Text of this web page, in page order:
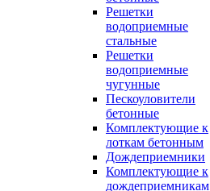
Решетки
водоприемные
стальные
Решетки
водоприемные
чугунные
Пескоуловители
бетонные
Комплектующие к
лоткам бетонным
Дождеприемники
Комплектующие к
дождеприемникам